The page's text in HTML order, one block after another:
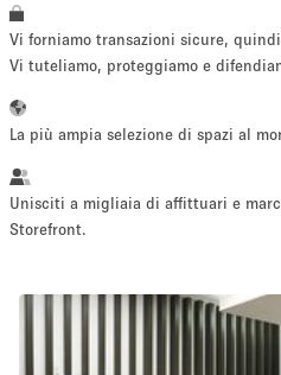
~ 13 persone
Vi forniamo transazioni sicure,
Vi tuteliamo, proteggiamo e
La più ampia selezione di spazi al
Unisciti a migliaia di affittuari e
Storefront.